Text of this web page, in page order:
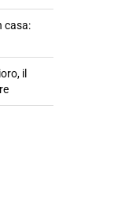
casa:
il